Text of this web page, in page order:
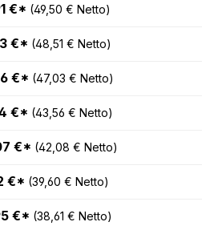
€* (49,50 € Netto)
€* (48,51 € Netto)
€* (47,03 € Netto)
€* (43,56 € Netto)
€* (42,08 € Netto)
€* (39,60 € Netto)
€* (38,61 € Netto)